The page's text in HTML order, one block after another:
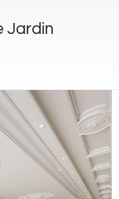
Jardin